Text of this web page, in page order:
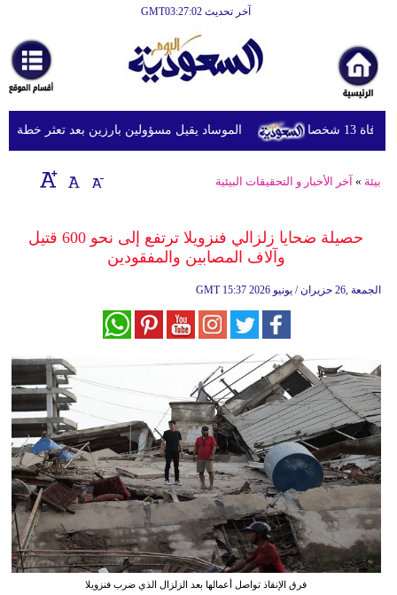
آخر تحديث GMT03:27:02
أخبارعاجلة
رياضة
ثقافة
إقتصاد
وموسيقى
سياحة
وسفر
ديكور
أخبار
إعلام
تعليم
الموساد يقيل مسؤولين بارزين بعد تعثر خطة
بيئة » آخر الأخبار و التحقيقات البيئية
حصيلة ضحايا زلزالي فنزويلا ترتفع إلى نحو 600 قتيل
وآلاف المصابين والمفقودين
GMT 15:37 2026 الجمعة ,26 حزيران / يونيو
فرق الإنقاذ تواصل أعمالها بعد الزلزال الذي ضرب فنزويلا